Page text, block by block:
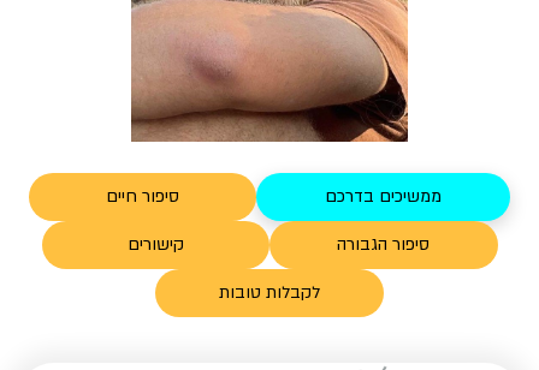
ממשיכים בדרכם סיפור חיים
סיפור הגבורה קישורים
לקבלות טובות